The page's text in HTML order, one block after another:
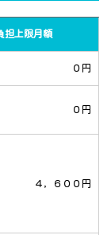
担上限月額
０円
０円
４，６００円